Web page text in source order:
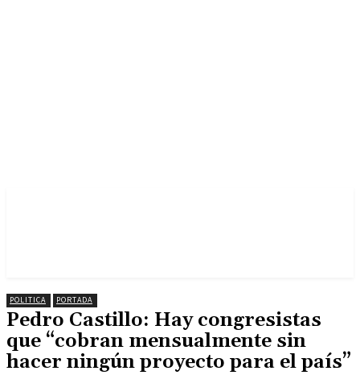
POLITICA PORTADA
Pedro Castillo: Hay congresistas
que “cobran mensualmente sin
hacer ningún proyecto para el país”